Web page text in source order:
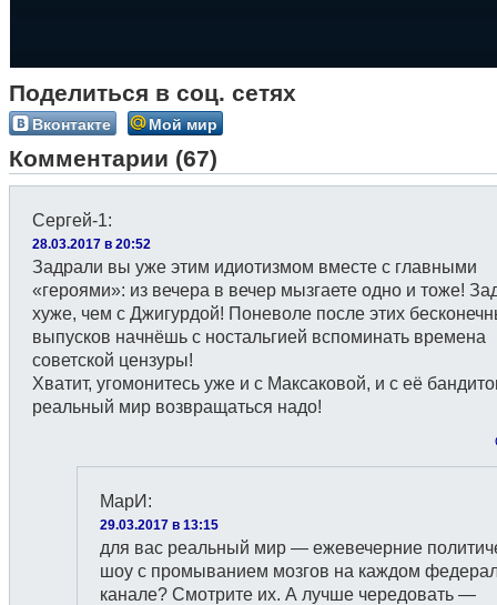
Поделиться в соц. сетях
Вконтакте Мой мир
Комментарии (67)
Сергей-1:
28.03.2017 в 20:52
Задрали вы уже этим идиотизмом вместе с главными
«героями»: из вечера в вечер мызгаете одно и тоже!
хуже, чем с Джигурдой! Поневоле после этих
выпусков начнёшь с ностальгией вспоминать времена
советской цензуры!
Хватит, угомонитесь уже и с Максаковой, и с её
реальный мир возвращаться надо!
МарИ :
29.03.2017 в 13:15
для вас реальный мир — ежевечерние
шоу с промыванием мозгов на каждом
канале? Смотрите их. А лучше чередовать —